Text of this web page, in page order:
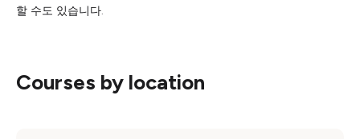
할 수도 있습니다.
Courses by location